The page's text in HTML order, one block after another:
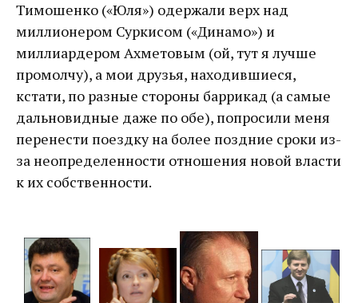
Тимошенко («Юля») одержали верх над
миллионером Суркисом («Динамо») и
миллиардером Ахметовым (ой, тут я лучше
промолчу), а мои друзья, находившиеся,
кстати, по разные стороны баррикад (а самые
дальновидные даже по обе), попросили меня
перенести поездку на более поздние сроки из-
за неопределенности отношения новой власти
к их собственности.